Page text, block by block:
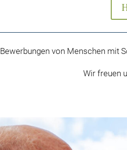
Bewerbungen von Menschen mit
Wir freuen